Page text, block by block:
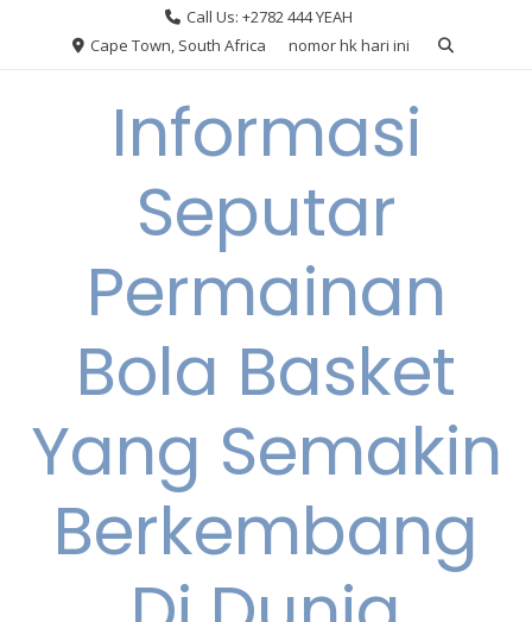
Call Us: +2782 444 YEAH
Cape Town, South Africa
nomor hk hari ini
Informasi
Seputar
Permainan
Bola Basket
Yang Semakin
Berkembang